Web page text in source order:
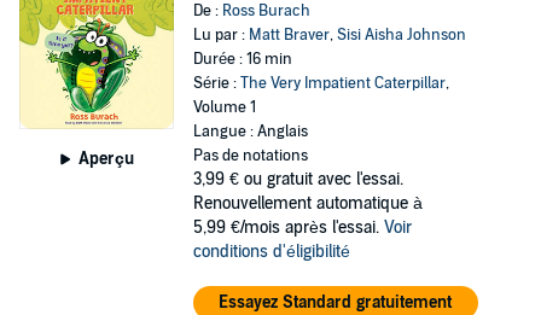
Aperçu
De : Ross Burach
Lu par : Matt Braver,Sisi Aisha Johnson
Durée : 16 min
Série :The Very Impatient Caterpillar,
Volume 1
Langue : Anglais
Pas de notations
3,99 € ou gratuit avec l'essai.
Renouvellement automatique à
5,99 €/mois après l'essai. Voir
conditions d'éligibilité
Essayez Standard gratuitement